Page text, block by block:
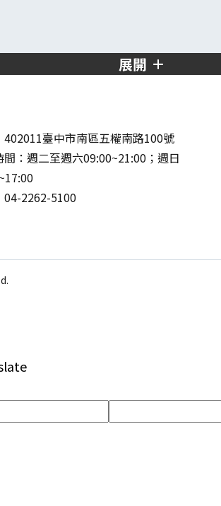
展開
402011臺中市南區五權南路100號
間：週二至週六09:00~21:00；週日
04-2262-5100